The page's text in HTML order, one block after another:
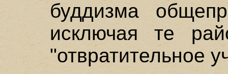
буддизма
исключая те
"отвратительное